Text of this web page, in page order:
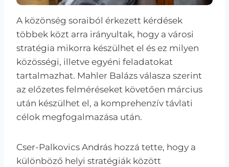
A közönség soraiból érkezett kérdések
többek közt arra irányultak, hogy a városi
stratégia mikorra készülhet el és ez milyen
közösségi, illetve egyéni feladatokat
tartalmazhat. Mahler Balázs válasza szerint
az előzetes felméréseket követően március
után készülhet el, a komprehenzív távlati
célok megfogalmazása után.
Cser-Palkovics András hozzá tette, hogy a
különböző helyi stratégiák között